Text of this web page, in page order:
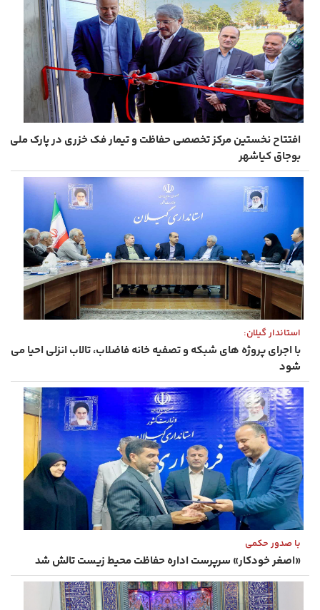
افتتاح نخستین مرکز تخصصی حفاظت و تیمار فک خزری در پارک ملی
بوجاق کیاشهر
استاندار گیلان:
با اجرای پروژه های شبکه و تصفیه خانه فاضلاب، تالاب انزلی احیا می
شود
با صدور حکمی
«اصغر خودکار» سرپرست اداره حفاظت محیط زیست تالش شد